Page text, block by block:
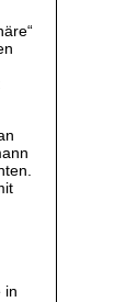
in